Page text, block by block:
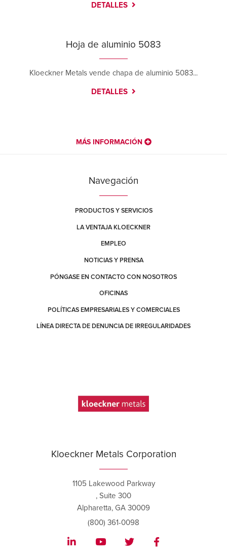
DETALLES
Hoja de aluminio 5083
Kloeckner Metals vende chapa de aluminio 5083...
DETALLES
MÁS INFORMACIÓN
Navegación
PRODUCTOS Y SERVICIOS
LA VENTAJA KLOECKNER
EMPLEO
NOTICIAS Y PRENSA
PÓNGASE EN CONTACTO CON NOSOTROS
OFICINAS
POLÍTICAS EMPRESARIALES Y COMERCIALES
LÍNEA DIRECTA DE DENUNCIA DE IRREGULARIDADES
Kloeckner Metals Corporation
1105 Lakewood Parkway
, Suite 300
Alpharetta, GA 30009
(800) 361-0098